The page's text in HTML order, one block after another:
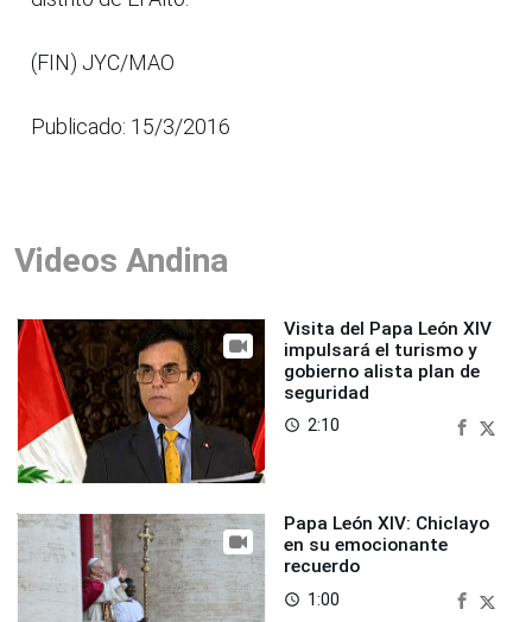
(FIN) JYC/MAO
Publicado: 15/3/2016
Videos Andina
Visita del Papa León XIV
impulsará el turismo y
gobierno alista plan de
seguridad
access_time 2:10
Papa León XIV: Chiclayo
en su emocionante
recuerdo
access_time 1:00